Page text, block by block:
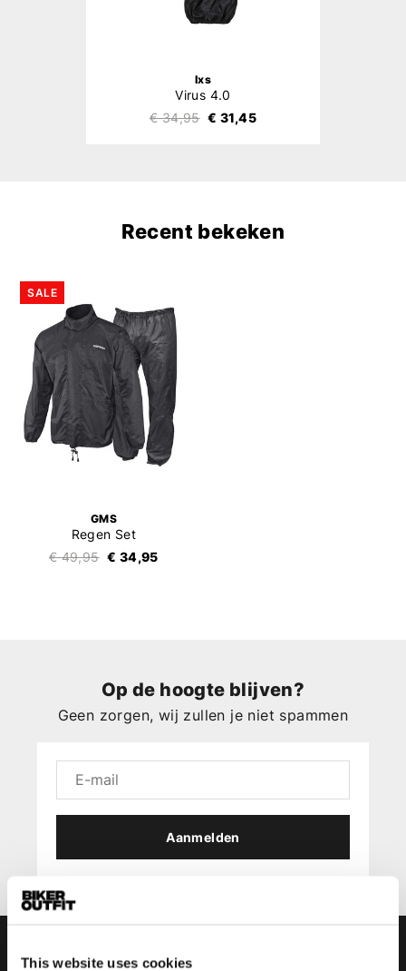
This website uses cookies
Ixs
Virus 4.0
€ 34,95 € 31,45
Recent bekeken
SALE
GMS
Regen Set
€ 49,95 € 34,95
Op de hoogte blijven?
Geen zorgen, wij zullen je niet spammen
Aanmelden